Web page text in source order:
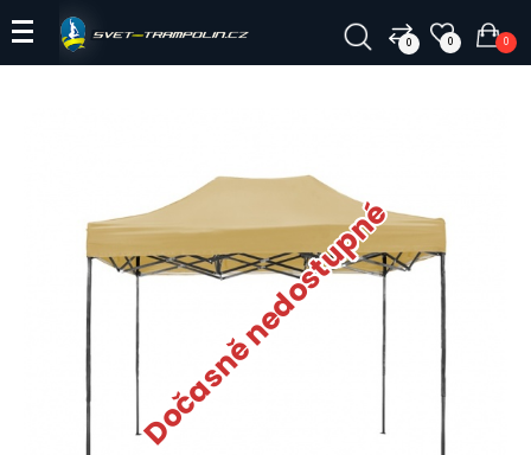
0 0 0
Dočasně nedostupné